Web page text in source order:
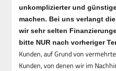
unkomplizierter und
machen. Bei uns verlangt
wir sehr selten
bitte NUR nach vorheriger
Kunden, auf Grund von
Kunden, von denen wir im